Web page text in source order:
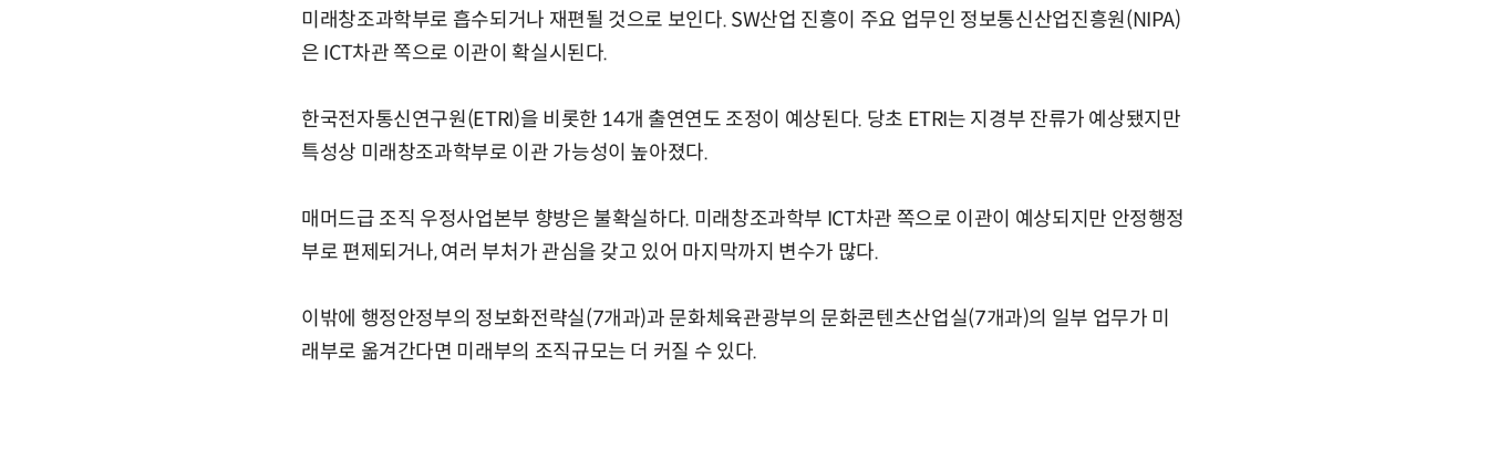
미래창조과학부로 흡수되거나 재편될 것으로 보인다. SW산업 진흥이 주요 업무인 정보통신산업진흥원(NIPA)
은 ICT차관 쪽으로 이관이 확실시된다.
한국전자통신연구원(ETRI)을 비롯한 14개 출연연도 조정이 예상된다. 당초 ETRI는 지경부 잔류가 예상됐지만
특성상 미래창조과학부로 이관 가능성이 높아졌다.
매머드급 조직 우정사업본부 향방은 불확실하다. 미래창조과학부 ICT차관 쪽으로 이관이 예상되지만 안정행정
부로 편제되거나, 여러 부처가 관심을 갖고 있어 마지막까지 변수가 많다.
이밖에 행정안정부의 정보화전략실(7개과)과 문화체육관광부의 문화콘텐츠산업실(7개과)의 일부 업무가 미
래부로 옮겨간다면 미래부의 조직규모는 더 커질 수 있다.